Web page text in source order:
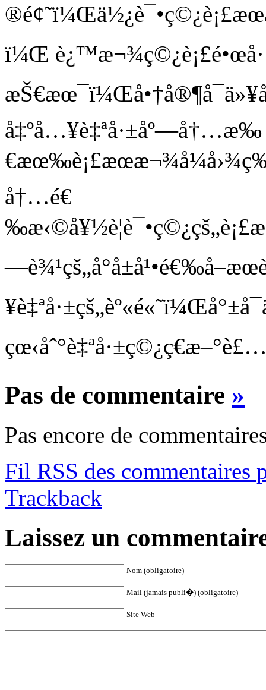
ï¼Œ
å‡ºå…¥è‡ªå·±åº—å†…æ‰
å†…é€
Pas de commentaire »
Pas encore de
Fil RSS des commentaires
Trackback
Laissez un
Nom (obligatoire)
Mail (jamais publi�) (obligatoire)
Site Web